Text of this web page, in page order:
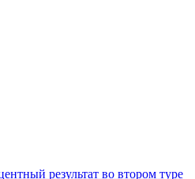
результат во втором туре